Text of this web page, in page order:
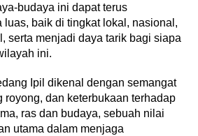
budaya ini dapat terus
luas, baik di tingkat lokal, nasional,
serta menjadi daya tarik bagi siapa
ini.
Ipil dikenal dengan semangat
royong, dan keterbukaan terhadap
ras dan budaya, sebuah nilai
utama dalam menjaga